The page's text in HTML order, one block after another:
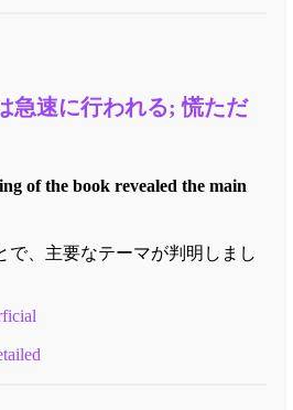
急速に行われる; 慌ただ
of the book revealed the main
で、主要なテーマが判明しまし